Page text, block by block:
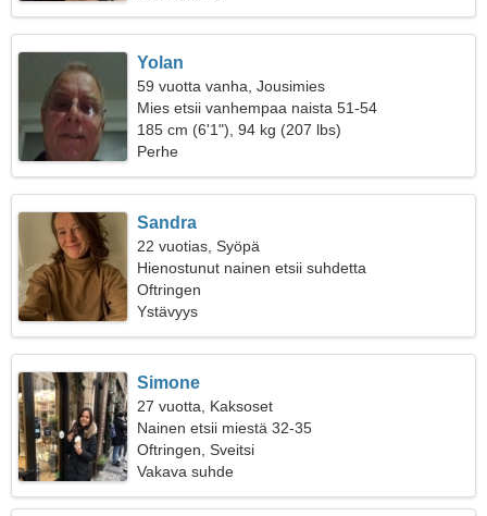
Yolan
59 vuotta vanha, Jousimies
Mies etsii vanhempaa naista 51-54
185 cm (6'1"), 94 kg (207 lbs)
Perhe
Sandra
22 vuotias, Syöpä
Hienostunut nainen etsii suhdetta
Oftringen
Ystävyys
Simone
27 vuotta, Kaksoset
Nainen etsii miestä 32-35
Oftringen, Sveitsi
Vakava suhde